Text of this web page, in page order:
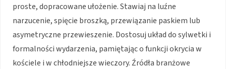
proste, dopracowane ułożenie. Stawiaj na luźne
narzucenie, spięcie broszką, przewiązanie paskiem lub
asymetryczne przewieszenie. Dostosuj układ do sylwetki i
formalności wydarzenia, pamiętając o funkcji okrycia w
kościele i w chłodniejsze wieczory. Źródła branżowe